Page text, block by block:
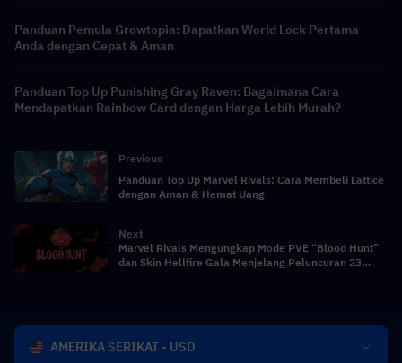
Panduan Pemula Growtopia: Dapatkan World Lock Pertama
Anda dengan Cepat & Aman
Panduan Top Up Punishing Gray Raven: Bagaimana Cara
Mendapatkan Rainbow Card dengan Harga Lebih Murah?
Previous
Panduan Top Up Marvel Rivals: Cara Membeli Lattice
dengan Aman & Hemat Uang
Next
Marvel Rivals Mengungkap Mode PVE “Blood Hunt”
dan Skin Hellfire Gala Menjelang Peluncuran 23
AMERIKA SERIKAT - USD